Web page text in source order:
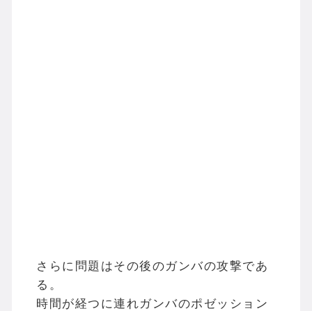
さらに問題はその後のガンバの攻撃であ
る。
時間が経つに連れガンバのポゼッション